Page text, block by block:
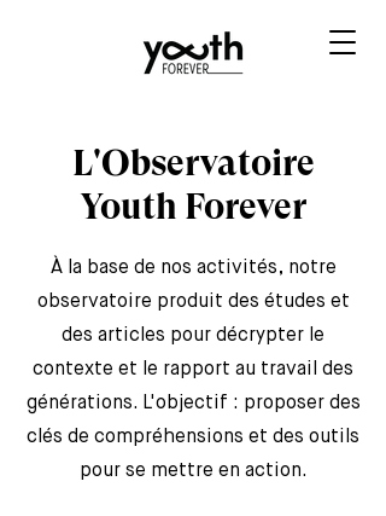
L'Observatoire
Youth Forever
À la base de nos activités, notre
observatoire produit des études et
des articles pour décrypter le
contexte et le rapport au travail des
générations. L'objectif : proposer des
clés de compréhensions et des outils
pour se mettre en action.